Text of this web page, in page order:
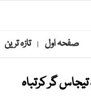
صفحہ اول | تازہ ترین
گر کرتباہ